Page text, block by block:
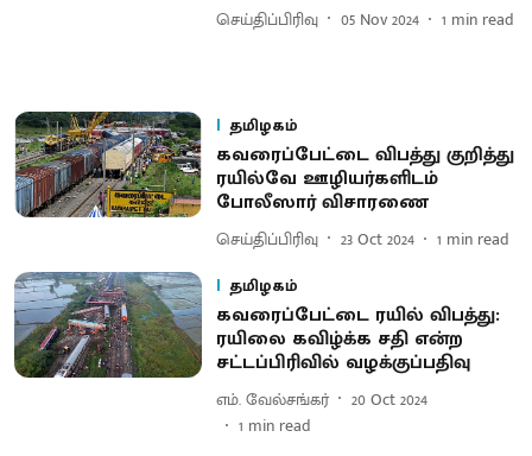
செய்திப்பிரிவு 05 Nov 2024 1 min read
தமிழகம்
கவரைப்பேட்டை விபத்து குறித்து
ரயில்வே ஊழியர்களிடம்
போலீஸார் விசாரணை
செய்திப்பிரிவு 23 Oct 2024 1 min read
தமிழகம்
கவரைப்பேட்டை ரயில் விபத்து:
ரயிலை கவிழ்க்க சதி என்ற
சட்டப்பிரிவில் வழக்குப்பதிவு
எம். வேல்சங்கர்
20 Oct 2024
1 min read